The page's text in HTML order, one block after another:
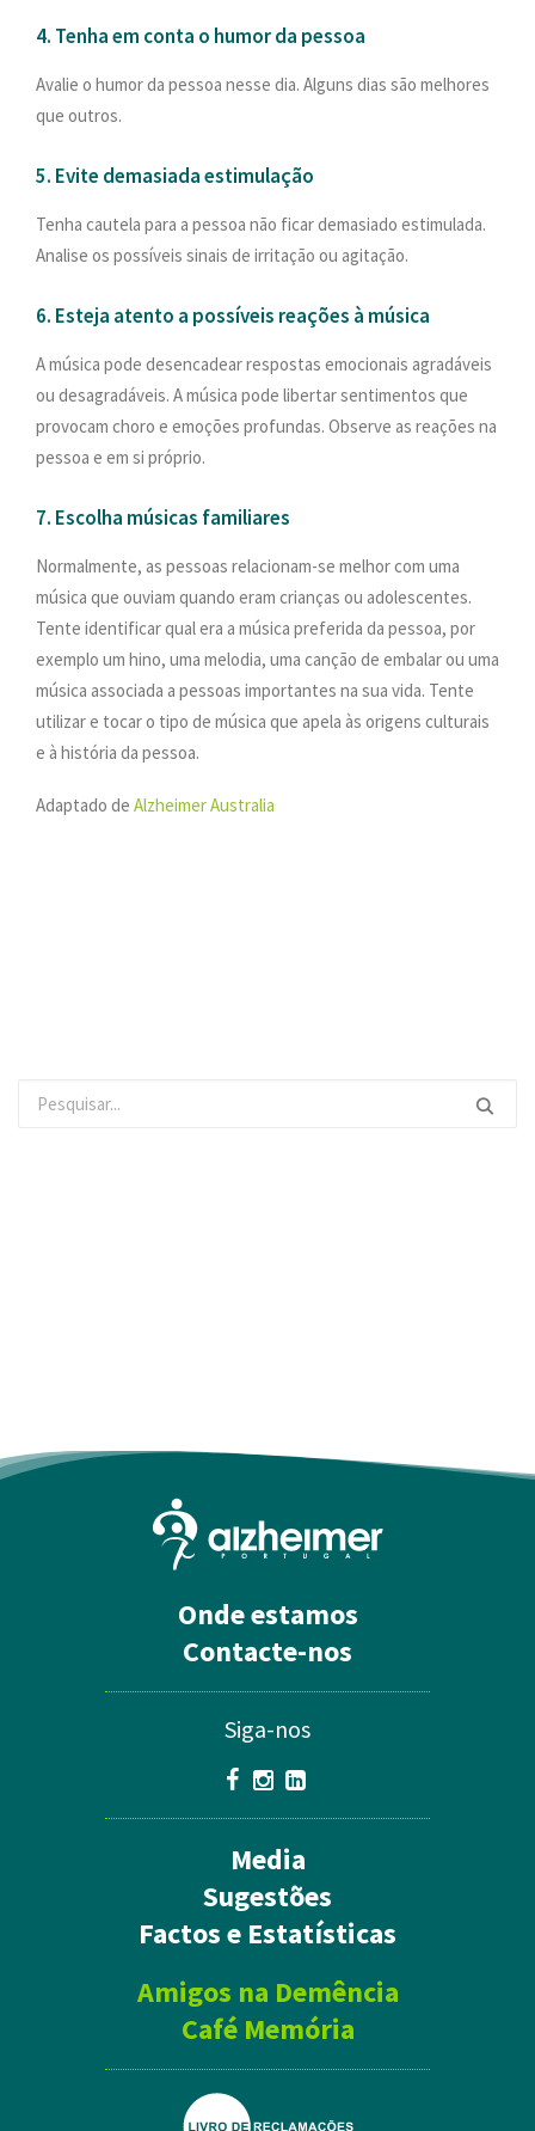
4. Tenha em conta o humor da pessoa
Avalie o humor da pessoa nesse dia. Alguns dias são melhores
que outros.
5. Evite demasiada estimulação
Tenha cautela para a pessoa não ficar demasiado estimulada.
Analise os possíveis sinais de irritação ou agitação.
6. Esteja atento a possíveis reações à música
A música pode desencadear respostas emocionais agradáveis
ou desagradáveis. A música pode libertar sentimentos que
provocam choro e emoções profundas. Observe as reações na
pessoa e em si próprio.
7. Escolha músicas familiares
Normalmente, as pessoas relacionam-se melhor com uma
música que ouviam quando eram crianças ou adolescentes.
Tente identificar qual era a música preferida da pessoa, por
exemplo um hino, uma melodia, uma canção de embalar ou uma
música associada a pessoas importantes na sua vida. Tente
utilizar e tocar o tipo de música que apela às origens culturais
e à história da pessoa.
Adaptado de Alzheimer Australia
Onde estamos
Contacte-nos
Siga-nos
Media
Sugestões
Factos e Estatísticas
Amigos na Demência
Café Memória